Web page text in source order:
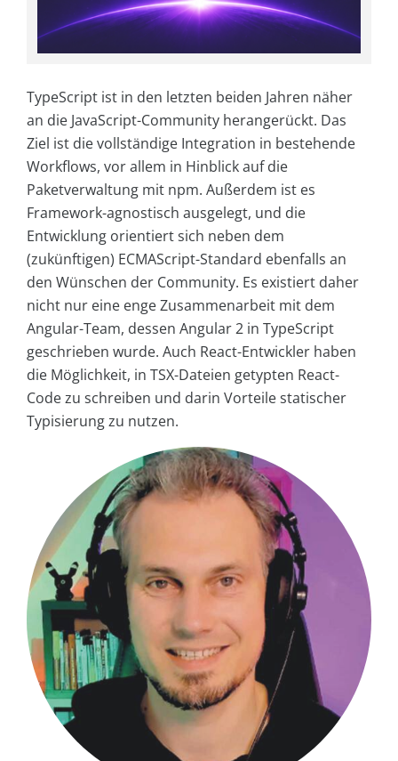
TypeScript ist in den letzten beiden Jahren näher
an die JavaScript-Community herangerückt. Das
Ziel ist die vollständige Integration in bestehende
Workflows, vor allem in Hinblick auf die
Paketverwaltung mit npm. Außerdem ist es
Framework-agnostisch ausgelegt, und die
Entwicklung orientiert sich neben dem
(zukünftigen) ECMAScript-Standard ebenfalls an
den Wünschen der Community. Es existiert daher
nicht nur eine enge Zusammenarbeit mit dem
Angular-Team, dessen Angular 2 in TypeScript
geschrieben wurde. Auch React-Entwickler haben
die Möglichkeit, in TSX-Dateien getypten React-
Code zu schreiben und darin Vorteile statischer
Typisierung zu nutzen.